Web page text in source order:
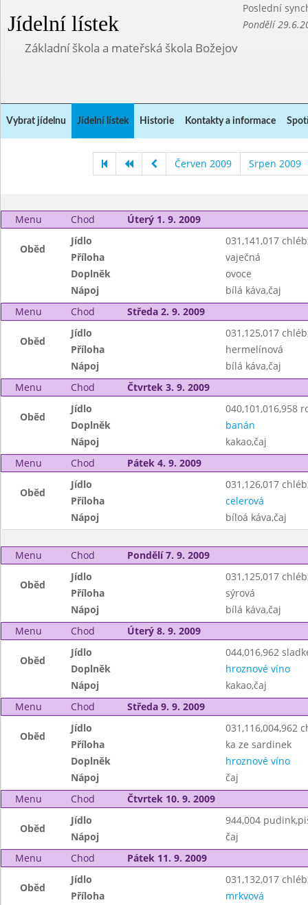
Jídelní lístek
Poslední
Pondělí
Základní škola a mateřská škola Božejov
Vybrat jídelnu Jídelní lístek Historie Kontakty a informace
Červen 2009 Srpen 2009
Menu Chod Úterý 1. 9. 2009
Oběd
Jídlo
031,141,017
Příloha
vaječná
Doplněk
ovoce
Nápoj
bílá káva,čaj
Menu
Chod Středa 2. 9. 2009
Oběd
Jídlo
031,125,017
Příloha
hermelínová
Nápoj
bílá káva,čaj
Menu
Chod Čtvrtek 3. 9. 2009
Oběd
Jídlo
040,101,016,958
Doplněk
banán
Nápoj
kakao,čaj
Menu
Chod Pátek 4. 9. 2009
Oběd
Jídlo
031,126,017
Příloha
celerová
Nápoj
bíloá káva,čaj
Menu Chod Pondělí 7. 9. 2009
Oběd
Jídlo
031,125,017
Příloha
sýrová
Nápoj
bílá káva,čaj
Menu
Chod Úterý 8. 9. 2009
Oběd
Jídlo
044,016,962
Doplněk
hroznové víno
Nápoj
kakao,čaj
Menu
Chod Středa 9. 9. 2009
Oběd
Jídlo
031,116,004,962
Příloha
ka ze sardinek
Doplněk
hroznové víno
Nápoj
čaj
Menu
Chod Čtvrtek 10. 9. 2009
Oběd
Jídlo
944,004
Nápoj
čaj
Menu
Chod Pátek 11. 9. 2009
Oběd
Jídlo
031,132,017
Příloha
mrkvová